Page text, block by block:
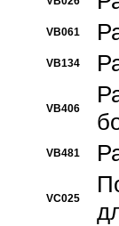
VB061
VB134
VB406
VB481
VC025